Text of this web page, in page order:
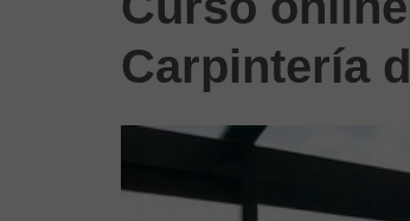
Carpintería